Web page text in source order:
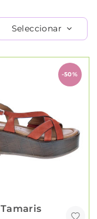
Seleccionar
-50%
Tamaris